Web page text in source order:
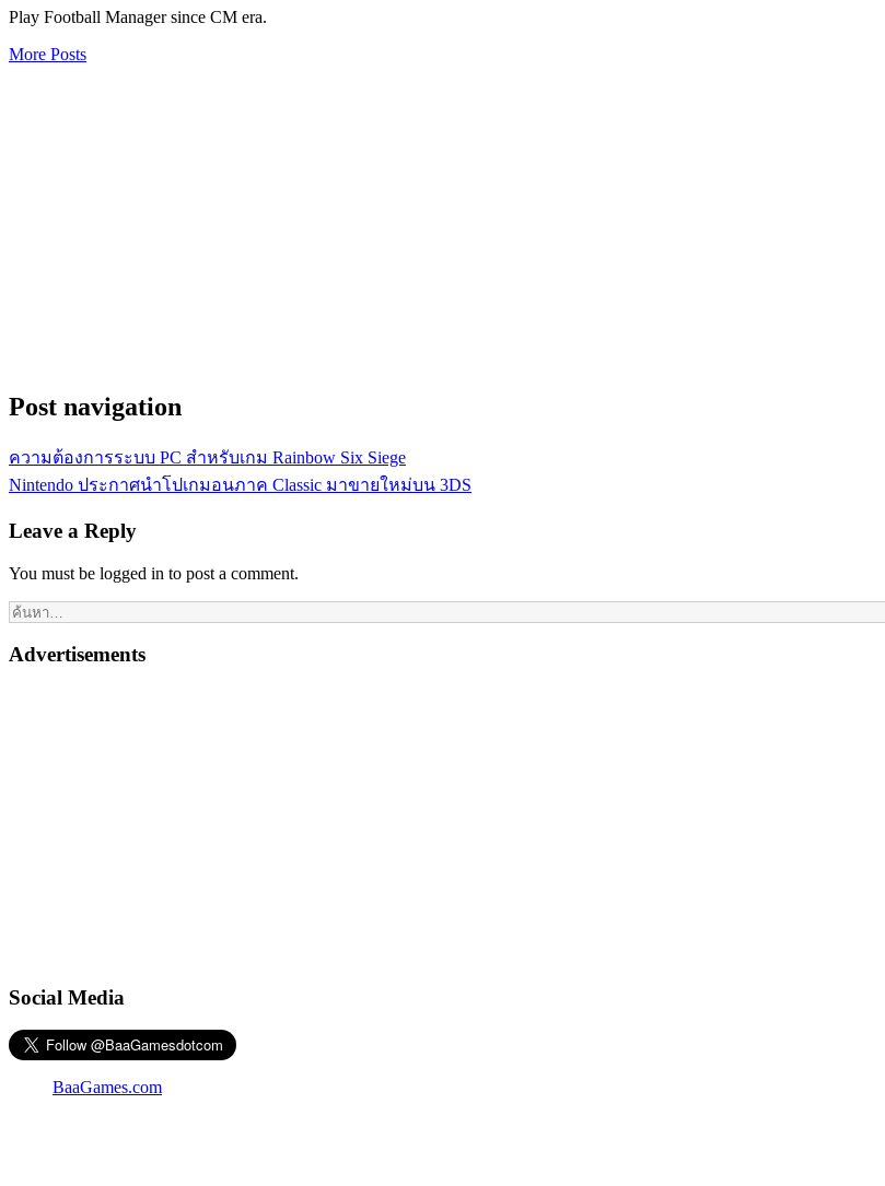
Play Football Manager since CM era.
More Posts
Post navigation
ความต้องการระบบ PC สำหรับเกม Rainbow Six Siege
Nintendo ประกาศนำโปเกมอนภาค Classic มาขายใหม่บน 3DS
Leave a Reply
You must be logged in to post a comment.
Advertisements
Social Media
BaaGames.com